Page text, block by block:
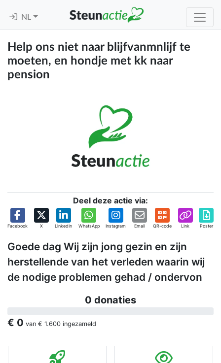
NL
Help ons niet naar blijfvanmnlijf te
moeten, en hondje met kk naar
pension
Deel deze actie via:
Facebook X Linkedin WhatsApp Instagram Email QR-code Link Poster
Goede dag Wij zijn jong gezin en zijn
herstellende van het verleden waarin wij
de nodige problemen gehad / ondervon
0 donaties
€ 0 van € 1.600 ingezameld